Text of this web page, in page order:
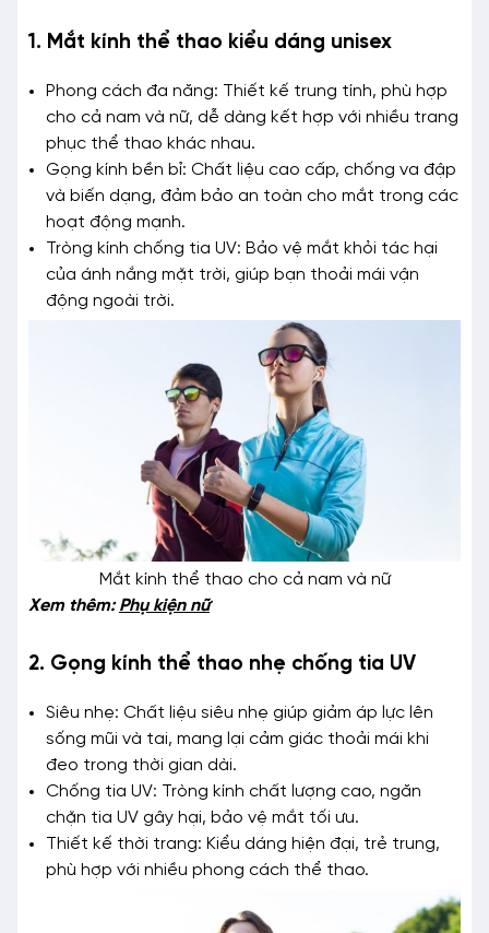
1. Mắt kính thể thao kiểu dáng unisex
Phong cách đa năng: Thiết kế trung tính, phù hợp
cho cả nam và nữ, dễ dàng kết hợp với nhiều trang
phục thể thao khác nhau.
Gọng kính bền bỉ: Chất liệu cao cấp, chống va đập
và biến dạng, đảm bảo an toàn cho mắt trong các
hoạt động mạnh.
Tròng kính chống tia UV: Bảo vệ mắt khỏi tác hại
của ánh nắng mặt trời, giúp bạn thoải mái vận
động ngoài trời.
Mắt kính thể thao cho cả nam và nữ
Xem thêm:Phụ kiện nữ
2. Gọng kính thể thao nhẹ chống tia UV
Siêu nhẹ: Chất liệu siêu nhẹ giúp giảm áp lực lên
sống mũi và tai, mang lại cảm giác thoải mái khi
đeo trong thời gian dài.
Chống tia UV: Tròng kính chất lượng cao, ngăn
chặn tia UV gây hại, bảo vệ mắt tối ưu.
Thiết kế thời trang: Kiểu dáng hiện đại, trẻ trung,
phù hợp với nhiều phong cách thể thao.